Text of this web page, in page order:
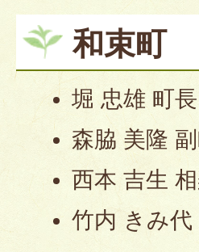
和束町
堀 忠雄 町長
森脇 美隆
西本 吉生
竹内 きみ